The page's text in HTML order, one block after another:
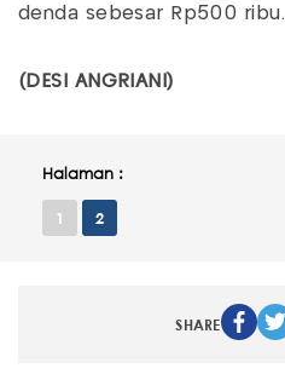
denda sebesar Rp500 ribu.
(DESI ANGRIANI)
Halaman :
1 2
SHARE